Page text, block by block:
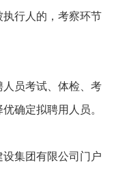
行人的，考察环节
员考试、体检、考
确定拟聘用人员。
集团有限公司门户